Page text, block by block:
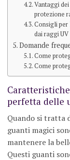
Vantaggi
protezione
Consigli per
dai raggi UV
Domande
Come
Come
perfetta delle
Quando si tratta
guanti magici
mantenere la
Questi guanti